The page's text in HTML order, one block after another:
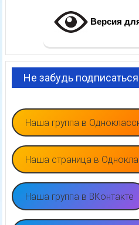
Версия
Не забудь
Наша группа в
Наша страница в
Наша группа в ВКонтакте